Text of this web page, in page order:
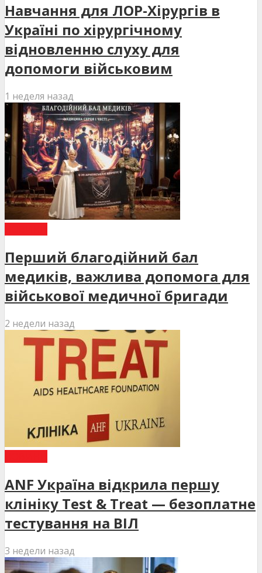
Навчання для ЛОР-Хірургів в
Україні по хірургічному
відновленню слуху для
допомоги військовим
1 неделя назад
Перший благодійний бал
медиків, важлива допомога для
військової медичної бригади
2 недели назад
ANF Україна відкрила першу
клініку Test & Treat — безоплатне
тестування на ВІЛ
3 недели назад